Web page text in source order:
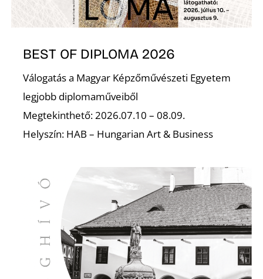
BEST OF DIPLOMA 2026
Válogatás a Magyar Képzőművészeti Egyetem
legjobb diplomaműveiből
Megtekinthető: 2026.07.10 – 08.09.
Helyszín: HAB – Hungarian Art & Business